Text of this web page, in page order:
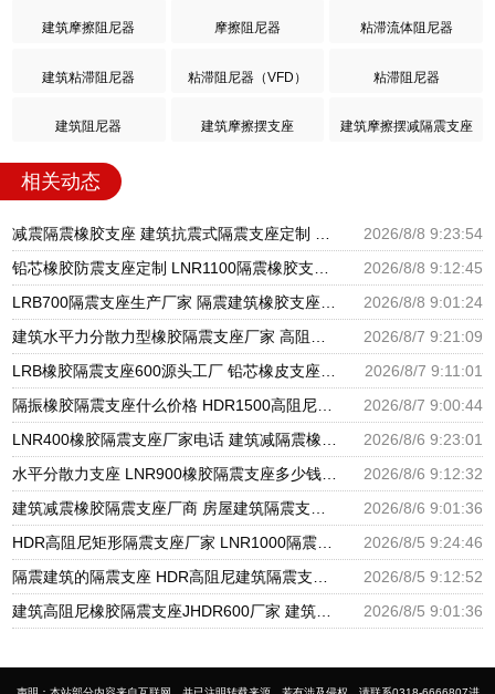
建筑摩擦阻尼器 摩擦阻尼器 粘滞流体阻尼器
建筑粘滞阻尼器 粘滞阻尼器（VFD） 粘滞阻尼器
建筑阻尼器 建筑摩擦摆支座 建筑摩擦摆减隔震支座
相关动态
减震隔震橡胶支座 建筑抗震式隔震支座定制 减震隔震橡胶支座多少钱
2026/8/8 9:23:54
铅芯橡胶防震支座定制 LNR1100隔震橡胶支座生产厂家 LRB橡胶隔震支座源头工厂
2026/8/8 9:12:45
LRB700隔震支座生产厂家 隔震建筑橡胶支座多少钱 建筑橡胶隔震减震支座生产厂家
2026/8/8 9:01:24
建筑水平力分散力型橡胶隔震支座厂家 高阻尼减隔震橡胶支座 LRB300橡胶隔震支座厂家电话
2026/8/7 9:21:09
LRB橡胶隔震支座600源头工厂 铅芯橡皮支座生产厂家 建筑橡胶抗震支座厂商生产厂家
2026/8/7 9:11:01
隔振橡胶隔震支座什么价格 HDR1500高阻尼支座厂家 LNR水平分散形隔震支座源头工厂
2026/8/7 9:00:44
LNR400橡胶隔震支座厂家电话 建筑减隔震橡胶支座什么价格 天然橡胶隔震支座LNR900源头工厂
2026/8/6 9:23:01
水平分散力支座 LNR900橡胶隔震支座多少钱 建筑橡胶抗震支座厂家
2026/8/6 9:12:32
建筑减震橡胶隔震支座厂商 房屋建筑隔震支座什么价格 房屋建筑抗震橡胶隔震支座
2026/8/6 9:01:36
HDR高阻尼矩形隔震支座厂家 LNR1000隔震橡胶支座 LRB隔震支座800
2026/8/5 9:24:46
隔震建筑的隔震支座 HDR高阻尼建筑隔震支座 LNR1300橡胶隔震支座
2026/8/5 9:12:52
建筑高阻尼橡胶隔震支座JHDR600厂家 建筑隔振支座源头工厂 LNR700建筑隔震支座生产加工
2026/8/5 9:01:36